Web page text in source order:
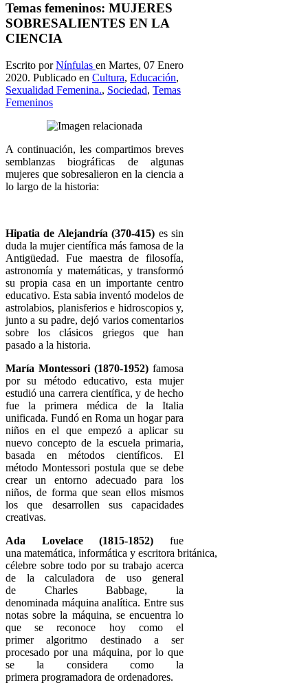
Temas femeninos: MUJERES
SOBRESALIENTES EN LA
CIENCIA
Escrito porNínfulas en Martes, 07 Enero
2020. Publicado en Cultura, Educación,
Sexualidad Femenina., Sociedad, Temas
Femeninos
A continuación, les compartimos breves
semblanzas biográficas de algunas
mujeres que sobresalieron en la ciencia a
lo largo de la historia:
Hipatia de Alejandría (370-415) es sin
duda la mujer científica más famosa de la
Antigüedad. Fue maestra de filosofía,
astronomía y matemáticas, y transformó
su propia casa en un importante centro
educativo. Esta sabia inventó modelos de
astrolabios, planisferios e hidroscopios y,
junto a su padre, dejó varios comentarios
sobre los clásicos griegos que han
pasado a la historia.
María Montessori (1870-1952) famosa
por su método educativo, esta mujer
estudió una carrera científica, y de hecho
fue la primera médica de la Italia
unificada. Fundó en Roma un hogar para
niños en el que empezó a aplicar su
nuevo concepto de la escuela primaria,
basada en métodos científicos. El
método Montessori postula que se debe
crear un entorno adecuado para los
niños, de forma que sean ellos mismos
los que desarrollen sus capacidades
creativas.
Ada Lovelace (1815-1852)fue
una matemática, informática y escritora británica,
célebre sobre todo por su trabajo acerca
de la calculadora de uso general
de Charles Babbage, la
denominada máquina analítica. Entre sus
notas sobre la máquina, se encuentra lo
que se reconoce hoy como el
primer algoritmo destinado a ser
procesado por una máquina, por lo que
se la considera como la
primera programadora de ordenadores.